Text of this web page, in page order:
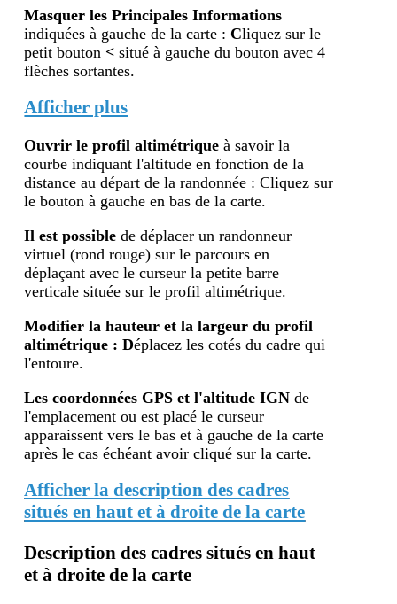
Masquer les Principales Informations
indiquées à gauche de la carte :Cliquez sur le
petit bouton < situé à gauche du bouton avec 4
flèches sortantes.
Afficher plus
Ouvrir le profil altimétrique à savoir la
courbe indiquant l'altitude en fonction de la
distance au départ de la randonnée : Cliquez sur
le bouton à gauche en bas de la carte.
Il est possible de déplacer un randonneur
virtuel (rond rouge) sur le parcours en
déplaçant avec le curseur la petite barre
verticale située sur le profil altimétrique.
Modifier la hauteur et la largeur du profil
altimétrique : Déplacez les cotés du cadre qui
l'entoure.
Les coordonnées GPS et l'altitude IGN de
l'emplacement ou est placé le curseur
apparaissent vers le bas et à gauche de la carte
après le cas échéant avoir cliqué sur la carte.
Afficher la description des cadres
situés en haut et à droite de la carte
Description des cadres situés en haut
et à droite de la carte